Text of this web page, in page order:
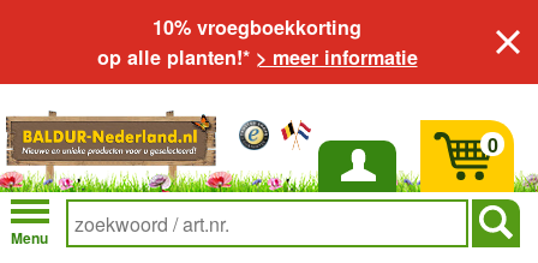
10% vroegboekkorting
op alle planten!* > meer informatie
Inloggen
Menu
0